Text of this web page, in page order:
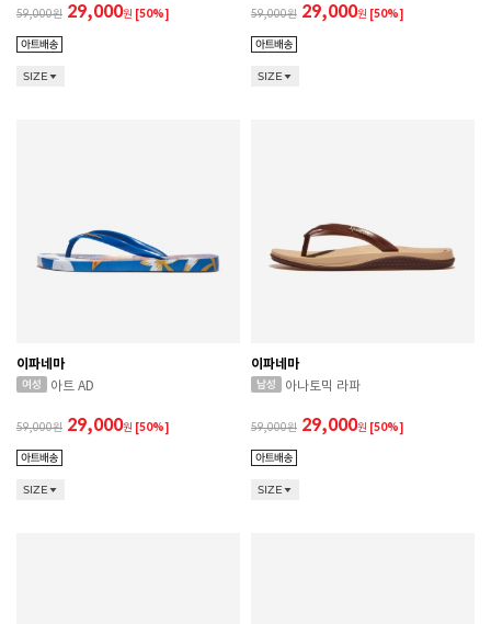
59,000 29,000원 [50%]
SIZE
59,000 29,000원 [50%]
SIZE
이파네마
아트 AD
59,000 29,000원 [50%]
SIZE
이파네마
아나토믹 라파
59,000 29,000원 [50%]
SIZE